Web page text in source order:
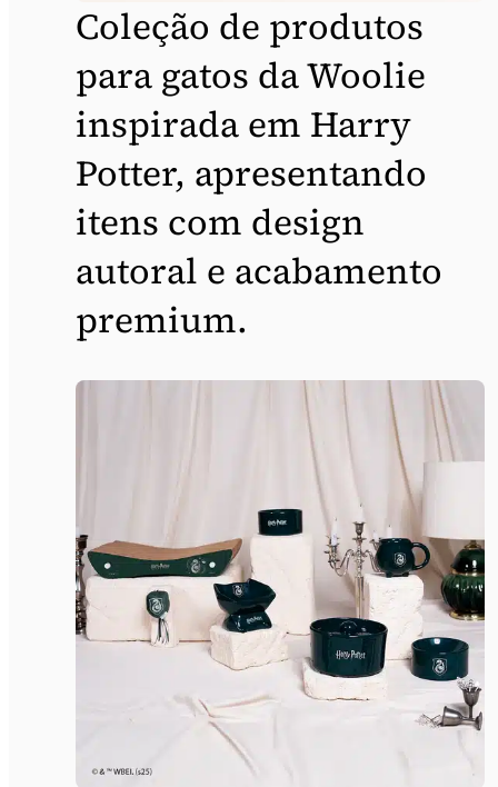
Coleção de produtos
para gatos da Woolie
inspirada em Harry
Potter, apresentando
itens com design
autoral e acabamento
premium.